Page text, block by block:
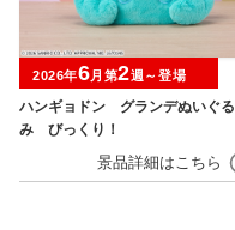
ハンギョドン グランデぬいぐる
み びっくり！
2026年6月第2週～登場